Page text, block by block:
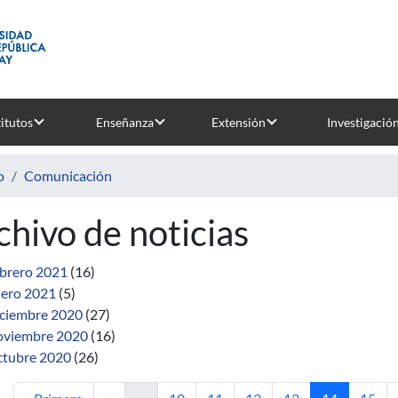
Enseñanza Extensión Investigación
Comunicación
de noticias
2021 (16)
2021 (5)
2020 (27)
2020 (16)
2020 (26)